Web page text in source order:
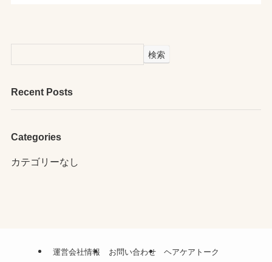
検索
Recent Posts
Categories
カテゴリーなし
運営会社情報 お問い合わせ ヘアケアトーク